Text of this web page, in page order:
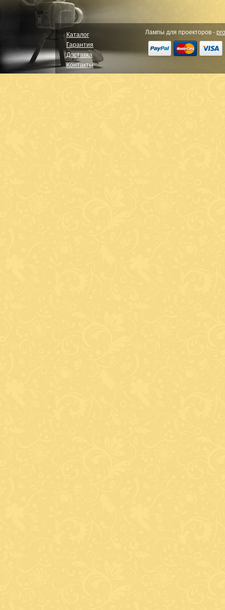
Каталог
Гарантия
Доставка
Контакты
Лампы для проекторов -